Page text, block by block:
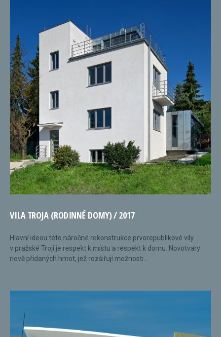
VILA TROJA (RODINNÉ DOMY) / 2017
Hlavní ideou této náročné rekonstrukce prvorepublikové vily
v pražské Troji je respekt k místu a respekt k domu. Novotvary
nově přidaných hmot, jež rozšiřují možnosti...